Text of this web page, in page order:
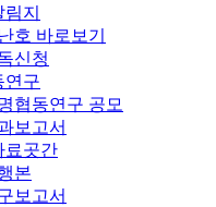
지
호 바로보기
신청
연구
협동연구 공모
보고서
료곳간
본
보고서